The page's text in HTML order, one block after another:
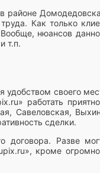
районе
Как только
нюансов
т.п.
удобством своего
работать
Савеловская,
сделки.
договора. Разве
кроме